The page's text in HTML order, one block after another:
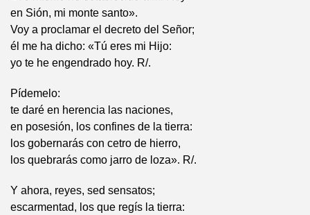
en Sión, mi monte santo».
Voy a proclamar el decreto del Señor;
él me ha dicho: «Tú eres mi Hijo:
yo te he engendrado hoy. R/.
Pídemelo:
te daré en herencia las naciones,
en posesión, los confines de la tierra:
los gobernarás con cetro de hierro,
los quebrarás como jarro de loza». R/.
Y ahora, reyes, sed sensatos;
escarmentad, los que regís la tierra: